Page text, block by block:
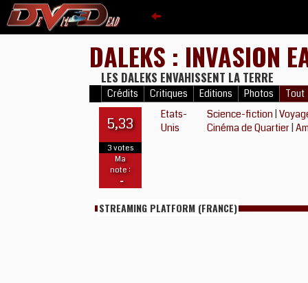
DALEKS : INVASION
LES DALEKS ENVAHISSENT LA TERRE
Crédits Critiques Editions Photos Tout
5,33
3 votes
Ma
note :
-
Etats-
Unis
Science-fiction |
Cinéma de Quartier |
STREAMING PLATFORM (FRANCE)